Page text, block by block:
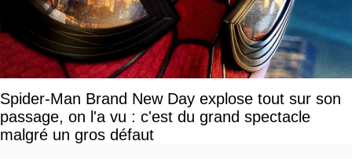
Spider-Man Brand New Day explose tout sur son
passage, on l'a vu : c'est du grand spectacle
malgré un gros défaut